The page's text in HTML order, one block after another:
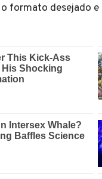
formato desejado